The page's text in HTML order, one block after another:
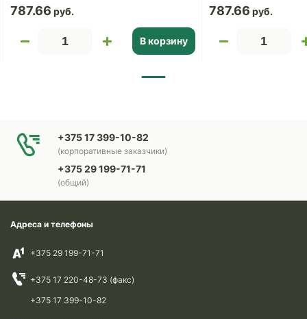
787.66
В корзину
787.66
+375 17 399-10-82
(корпоративные заказчики)
+375 29 199-71-71
(общий)
Адреса и телефоны
+375 29 199-71-71
+375 17 220-48-73 (факс)
+375 17 399-10-82